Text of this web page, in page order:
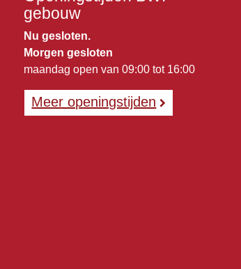
gebouw
Nu gesloten.
Morgen gesloten
maandag open van 09:00 tot 16:00
Meer openingstijden